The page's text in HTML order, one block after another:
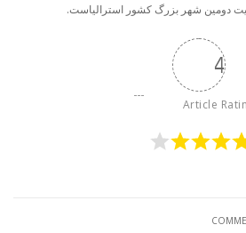
دومین شهر بزرگ کشور استرالیاست.
4
Article